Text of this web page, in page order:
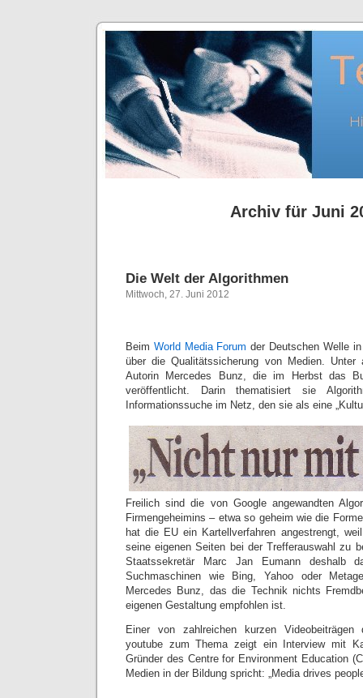
Archiv für Juni
Die Welt der Algorithmen
Mittwoch, 27. Juni 2012
Beim World Media Forum der Deutschen Welle
über die Qualitätssicherung von Medien. Unter
Autorin Mercedes Bunz, die im Herbst das
veröffentlicht. Darin thematisiert sie
Informationssuche im Netz, den sie als eine
Freilich sind die von Google angewandten
Firmengeheimins – etwa so geheim wie die
hat die EU ein Kartellverfahren angestrengt,
seine eigenen Seiten bei der Trefferauswahl zu
Staatssekretär Marc Jan Eumann deshalb
Suchmaschinen wie Bing, Yahoo oder
Mercedes Bunz, das die Technik nichts
eigenen Gestaltung empfohlen ist.
Einer von zahlreichen kurzen
youtube zum Thema zeigt ein Interview mit
Gründer des Centre for Environment Education
Medien in der Bildung spricht: „Media drives